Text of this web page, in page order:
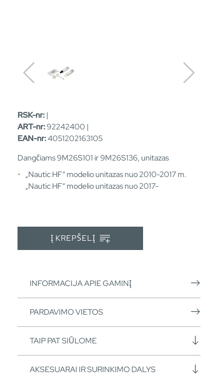
RSK-nr:|
ART-nr:92242400 |
EAN-nr:4051202163105
Dangčiams 9M26S101 ir 9M26S136, unitazas
„Nautic HF“ modelio unitazas nuo 2010-2017 m.
„Nautic HF“ modelio unitazas nuo 2017-
Į KREPŠELĮ
INFORMACIJA APIE GAMINĮ
PARDAVIMO VIETOS
TAIP PAT SIŪLOME
AKSESUARAI IR SURINKIMO DALYS